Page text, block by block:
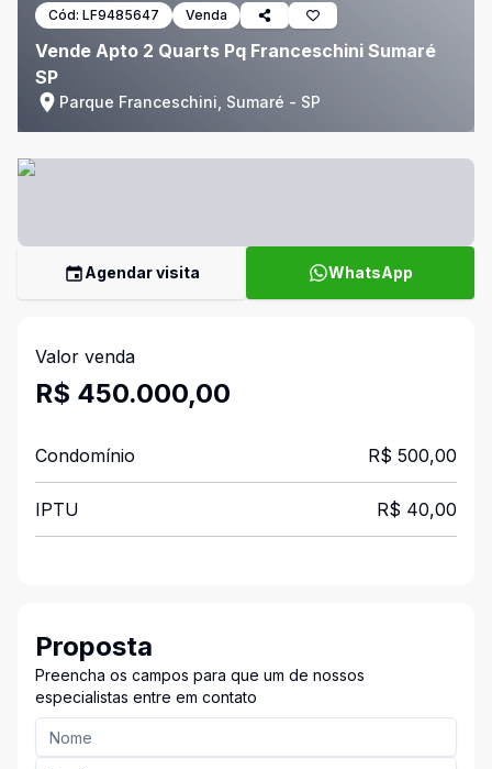
Cód: LF9485647 Venda
Vende Apto 2 Quarts Pq Franceschini Sumaré
SP
Parque Franceschini, Sumaré - SP
Agendar visita WhatsApp
Valor venda
R$ 450.000,00
Condomínio R$ 500,00
IPTU R$ 40,00
Proposta
Preencha os campos para que um de nossos
especialistas entre em contato